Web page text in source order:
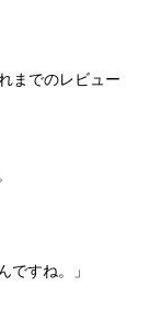
までのレビュー
ですね。」